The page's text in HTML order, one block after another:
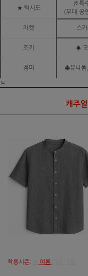
★ 턱시도
♬ 특
(무대.공
자켓 스
조끼 ♠
점퍼 ♣유니폼
ㅌ
캐주
착용시즌: 여름